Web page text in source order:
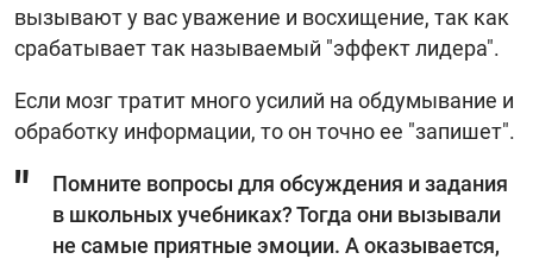
вызывают у вас уважение и восхищение, так как
срабатывает так называемый "эффект лидера".
Если мозг тратит много усилий на обдумывание и
обработку информации, то он точно ее "запишет".
Помните вопросы для обсуждения и задания
в школьных учебниках? Тогда они вызывали
не самые приятные эмоции. А оказывается,